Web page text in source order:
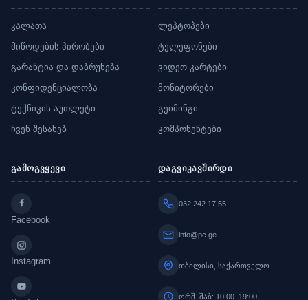
კალათა
მიწოდების პირობები
გარანტია და დაბრუნება
კონფიდენციალობა
ტექნიკის აუთლეტი
ჩვენ შესახებ
ლეპტოპები
ტელეფონები
ვიდეო კარტები
მონიტორები
გეიმინგი
კომპონენტები
გამოგვყევი
Facebook
Instagram
დაგვიკავშირდი
032 242 17 55
info@pc.ge
თბილისი, საქართველო
ორშ–შაბ: 10:00–19:00